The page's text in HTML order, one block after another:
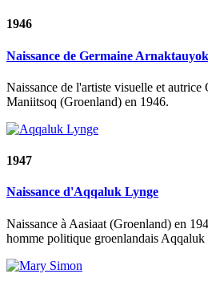
1946
Naissance de Germaine Arnaktauyok
Naissance de l'artiste visuelle et
Maniitsoq (Groenland) en 1946.
1947
Naissance d'Aqqaluk Lynge
Naissance à Aasiaat (Groenland) en
homme politique groenlandais Aqqaluk